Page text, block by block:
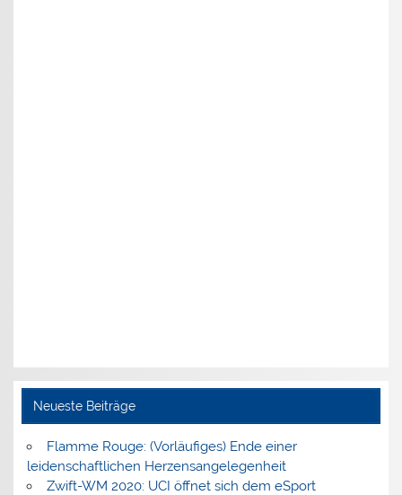
Neueste Beiträge
Flamme Rouge: (Vorläufiges) Ende einer
leidenschaftlichen Herzensangelegenheit
Zwift-WM 2020: UCI öffnet sich dem eSport